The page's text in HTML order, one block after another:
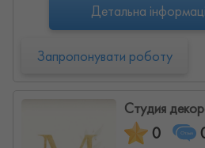
Детальна
Запропонувати роботу
Студия
0